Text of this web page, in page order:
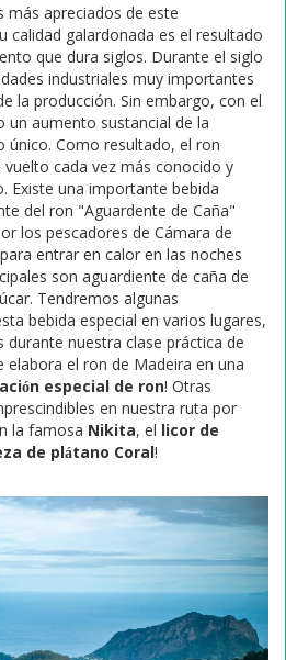
apreciados de este
calidad galardonada es el resultado
que dura siglos. Durante el siglo
industriales muy importantes
la producción. Sin embargo, con el
un aumento sustancial de la
único. Como resultado, el ron
cada vez más conocido y
Existe una importante bebida
del ron "Aguardente de Caña"
los pescadores de Cámara de
entrar en calor en las noches
son aguardiente de caña de
Tendremos algunas
bebida especial en varios lugares,
nuestra clase práctica de
el ron de Madeira en una
especial de ron! Otras
en nuestra ruta por
la famosa Nikita, el licor de
de plátano Coral!